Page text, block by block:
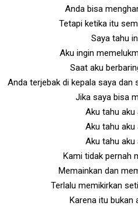
Anda bisa
Tetapi ketika itu
Saya tahu
Aku ingin
Saat aku
Anda terjebak di kepala saya dan
Jika saya bisa
Aku tahu aku
Aku tahu aku
Aku tahu aku
Kami tidak pernah
Memainkan dan
Terlalu memikirkan
Karena itu bukan